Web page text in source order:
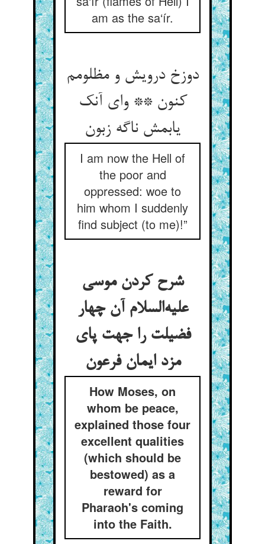
am as the sa‘ír.
دوزخ درویش و مظلومم
کنون ** وای آنک
یابمش ناگه زبون
I am now the Hell of
the poor and
oppressed: woe to
him whom I suddenly
find subject (to me)!”
شرح کردن موسی
علیه‌السلام آن چهار
فضیلت را جهت پای
مزد ایمان فرعون
How Moses, on
whom be peace,
explained those four
excellent qualities
(which should be
bestowed) as a
reward for
Pharaoh's coming
into the Faith.